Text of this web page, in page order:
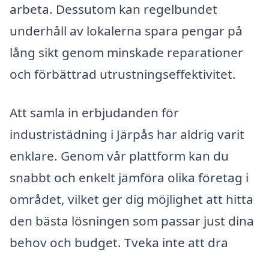
arbeta. Dessutom kan regelbundet
underhåll av lokalerna spara pengar på
lång sikt genom minskade reparationer
och förbättrad utrustningseffektivitet.
Att samla in erbjudanden för
industristädning i Järpås har aldrig varit
enklare. Genom vår plattform kan du
snabbt och enkelt jämföra olika företag i
området, vilket ger dig möjlighet att hitta
den bästa lösningen som passar just dina
behov och budget. Tveka inte att dra